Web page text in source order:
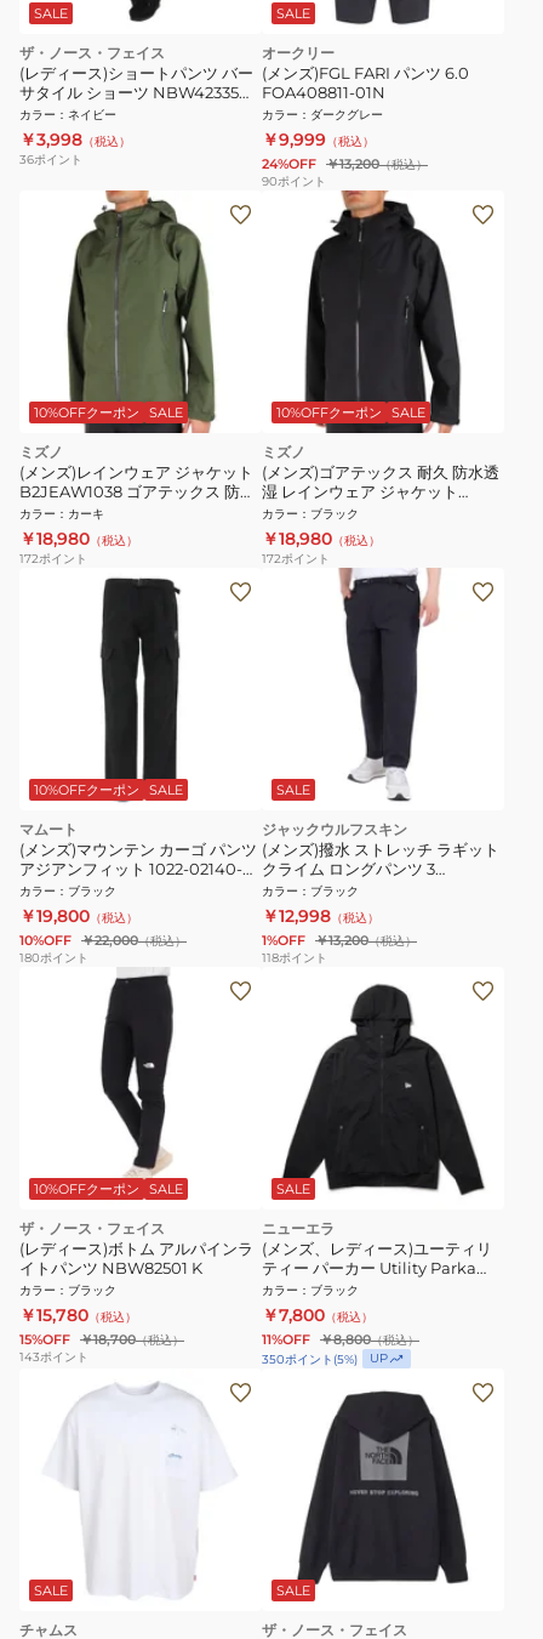
SALE
ザ・ノース・フェイス
(レディース)ショートパンツ バー
サタイル ショーツ NBW42335
OB ネイビー ハーフパンツ
カラー ： ネイビー
￥3,998 （税込）
36ポイント
SALE
オークリー
(メンズ)FGL FARI パンツ 6.0
FOA408811-01N
カラー ： ダークグレー
￥9,999 （税込）
24%OFF ￥13,200（税込）
90ポイント
10%OFFクーポン SALE
ミズノ
(メンズ)レインウェア ジャケット
B2JEAW1038 ゴアテックス 防水
透湿
カラー ： カーキ
￥18,980 （税込）
172ポイント
10%OFFクーポン SALE
ミズノ
(メンズ)ゴアテックス 耐久 防水透
湿 レインウェア ジャケット
B2JEAW1009
カラー ： ブラック
￥18,980 （税込）
172ポイント
10%OFFクーポン SALE
マムート
(メンズ)マウンテン カーゴ パンツ
アジアンフィット 1022-02140-
0001
カラー ： ブラック
￥19,800 （税込）
10%OFF ￥22,000（税込）
180ポイント
SALE
ジャックウルフスキン
(メンズ)撥水 ストレッチ ラギット
クライム ロングパンツ 3
5027903-6000
カラー ： ブラック
￥12,998 （税込）
1%OFF ￥13,200（税込）
118ポイント
10%OFFクーポン SALE
ザ・ノース・フェイス
(レディース)ボトム アルパインラ
イトパンツ NBW82501 K
カラー ： ブラック
￥15,780 （税込）
15%OFF ￥18,700（税込）
143ポイント
SALE
ニューエラ
(メンズ、レディース)ユーティリ
ティー パーカー Utility Parka
14774243
カラー ： ブラック
￥7,800 （税込）
11%OFF ￥8,800（税込）
350ポイント (5%) UP
SALE
チャムス
SALE
ザ・ノース・フェイス